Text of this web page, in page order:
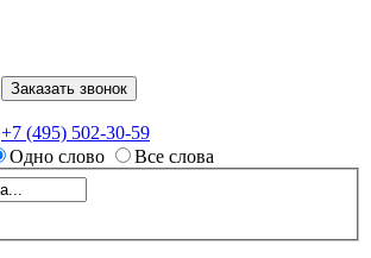
Заказать звонок
+7 (495) 502-30-59
Одно слово Все слова